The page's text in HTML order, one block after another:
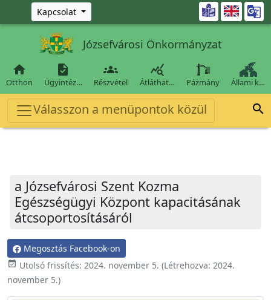
Ugrás a fő tartalomra
Kapcsolat 
Józsefvárosi Önkormányzat

Otthon

Ügyintéz…

Részvétel

Átláthat… Pázmány Állami k…
Válasszon a menüpontok közül 
a Józsefvárosi Szent Kozma
Egészségügyi Központ kapacitásának
átcsoportosításáról
Megosztás Facebook-on
event_available Utolsó frissítés: 2024. november 5. (Létrehozva: 2024.
november 5.)